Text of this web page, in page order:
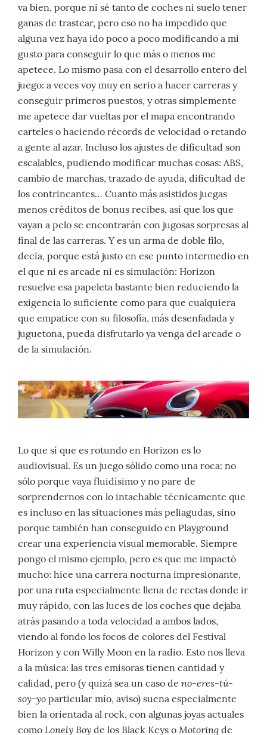
va bien, porque ni sé tanto de coches ni suelo tener
ganas de trastear, pero eso no ha impedido que
alguna vez haya ido poco a poco modificando a mi
gusto para conseguir lo que más o menos me
apetece. Lo mismo pasa con el desarrollo entero del
juego: a veces voy muy en serio a hacer carreras y
conseguir primeros puestos, y otras simplemente
me apetece dar vueltas por el mapa encontrando
carteles o haciendo récords de velocidad o retando
a gente al azar. Incluso los ajustes de dificultad son
escalables, pudiendo modificar muchas cosas: ABS,
cambio de marchas, trazado de ayuda, dificultad de
los contrincantes… Cuanto más asistidos juegas
menos créditos de bonus recibes, así que los que
vayan a pelo se encontrarán con jugosas sorpresas al
final de las carreras. Y es un arma de doble filo,
decía, porque está justo en ese punto intermedio en
el que ni es arcade ni es simulación: Horizon
resuelve esa papeleta bastante bien reduciendo la
exigencia lo suficiente como para que cualquiera
que empatice con su filosofía, más desenfadada y
juguetona, pueda disfrutarlo ya venga del arcade o
de la simulación.
Lo que sí que es rotundo en Horizon es lo
audiovisual. Es un juego sólido como una roca: no
sólo porque vaya fluidísimo y no pare de
sorprendernos con lo intachable técnicamente que
es incluso en las situaciones más peliagudas, sino
porque también han conseguido en Playground
crear una experiencia visual memorable. Siempre
pongo el mismo ejemplo, pero es que me impactó
mucho: hice una carrera nocturna impresionante,
por una ruta especialmente llena de rectas donde ir
muy rápido, con las luces de los coches que dejaba
atrás pasando a toda velocidad a ambos lados,
viendo al fondo los focos de colores del Festival
Horizon y con Willy Moon en la radio. Esto nos lleva
a la música: las tres emisoras tienen cantidad y
calidad, pero (y quizá sea un caso de no-eres-tú-
soy-yo particular mío, aviso) suena especialmente
bien la orientada al rock, con algunas joyas actuales
como Lonely Boy de los Black Keys o Motoring de